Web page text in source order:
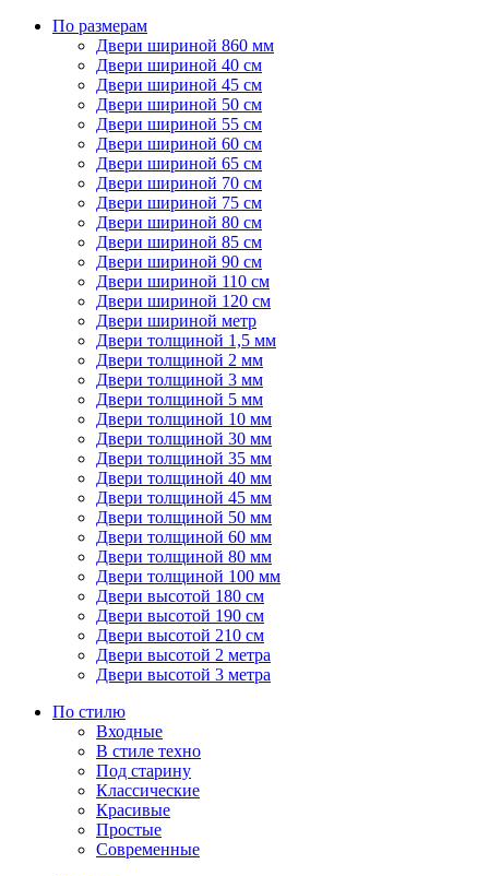
По размерам
Двери шириной 860 мм
Двери шириной 40 см
Двери шириной 45 см
Двери шириной 50 см
Двери шириной 55 см
Двери шириной 60 см
Двери шириной 65 см
Двери шириной 70 см
Двери шириной 75 см
Двери шириной 80 см
Двери шириной 85 см
Двери шириной 90 см
Двери шириной 110 см
Двери шириной 120 см
Двери шириной метр
Двери толщиной 1,5 мм
Двери толщиной 2 мм
Двери толщиной 3 мм
Двери толщиной 5 мм
Двери толщиной 10 мм
Двери толщиной 30 мм
Двери толщиной 35 мм
Двери толщиной 40 мм
Двери толщиной 45 мм
Двери толщиной 50 мм
Двери толщиной 60 мм
Двери толщиной 80 мм
Двери толщиной 100 мм
Двери высотой 180 см
Двери высотой 190 см
Двери высотой 210 см
Двери высотой 2 метра
Двери высотой 3 метра
По стилю
Входные
В стиле техно
Под старину
Классические
Красивые
Простые
Современные